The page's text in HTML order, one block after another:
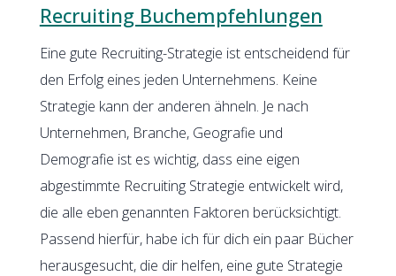
Recruiting Buchempfehlungen
Eine gute Recruiting-Strategie ist entscheidend für
den Erfolg eines jeden Unternehmens. Keine
Strategie kann der anderen ähneln. Je nach
Unternehmen, Branche, Geografie und
Demografie ist es wichtig, dass eine eigen
abgestimmte Recruiting Strategie entwickelt wird,
die alle eben genannten Faktoren berücksichtigt.
Passend hierfür, habe ich für dich ein paar Bücher
herausgesucht, die dir helfen, eine gute Strategie